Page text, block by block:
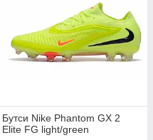
Бутси Nike Phantom GX 2
Elite FG light/green